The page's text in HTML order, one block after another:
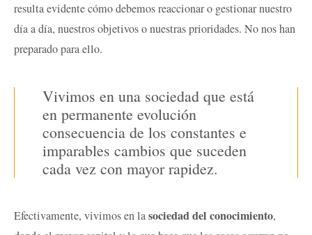
resulta evidente cómo debemos reaccionar o gestionar nuestro
día a día, nuestros objetivos o nuestras prioridades. No nos han
preparado para ello.
Vivimos en una sociedad que está
en permanente evolución
consecuencia de los constantes e
imparables cambios que suceden
cada vez con mayor rapidez.
Efectivamente, vivimos en lasociedad del conocimiento,